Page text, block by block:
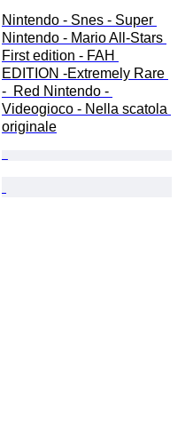
Nintendo - Snes - Super
Nintendo - Mario All-Stars
First edition - FAH
EDITION -Extremely Rare
-  Red Nintendo -
Videogioco - Nella scatola
originale